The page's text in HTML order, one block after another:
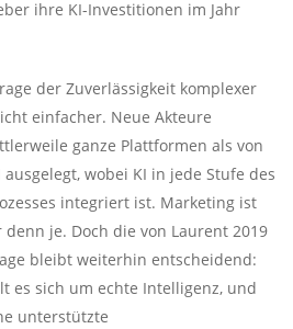
ihre KI-Investitionen im Jahr
der Zuverlässigkeit komplexer
einfacher. Neue Akteure
ganze Plattformen als von
wobei KI in jede Stufe des
integriert ist. Marketing ist
je. Doch die von Laurent 2019
bleibt weiterhin entscheidend:
es sich um echte Intelligenz, und
unterstützte